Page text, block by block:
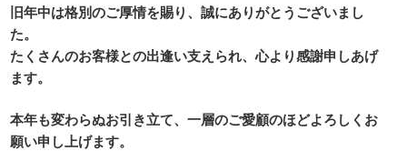
旧年中は格別のご厚情を賜り、誠にありがとうございまし
た。
たくさんのお客様との出逢い支えられ、心より感謝申しあげ
ます。
本年も変わらぬお引き立て、一層のご愛顧のほどよろしくお
願い申し上げます。